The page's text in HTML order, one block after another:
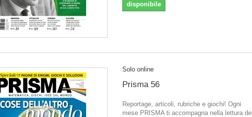
disponibile
Solo online
Prisma 56
Reportage, articoli, rubriche e giochi! Ogni
mese PRISMA ti accompagna nella lettura del